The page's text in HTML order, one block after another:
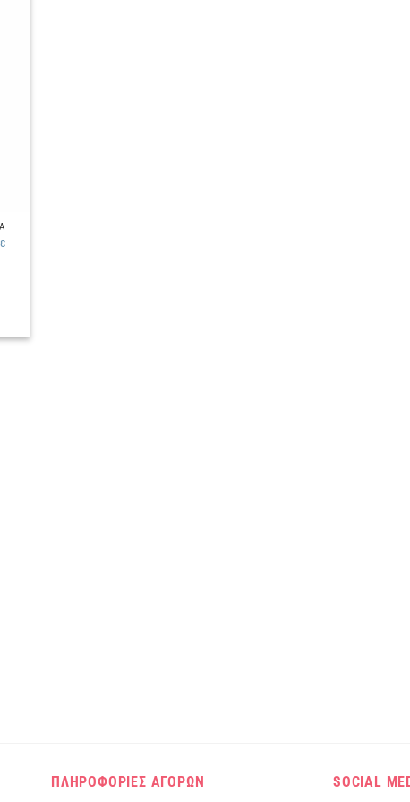
ΠΛΗΡΟΦΟΡΙΕΣ ΑΓΟΡΩΝ SOCIAL